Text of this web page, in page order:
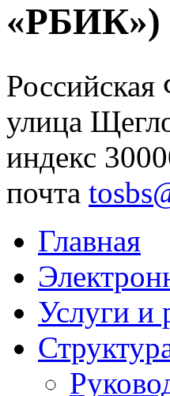
«РБИК»)
Российская
улица
индекс
почта
Главная
Услуги и